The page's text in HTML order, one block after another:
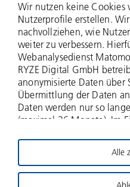
© 2026 Deutsche
Wir nutzen keine Cookies
Nutzerprofile erstellen.
nachvollziehen, wie
weiter zu verbessern.
Webanalysedienst
RYZE Digital GmbH
anonymisierte Daten über
Übermittlung der Daten
Daten werden nur so
(maximal 36 Monate). Im
werden erfasst), zu
Verweildauer hierauf,
Suchanfragen und
Interaktionen auf der
Alle